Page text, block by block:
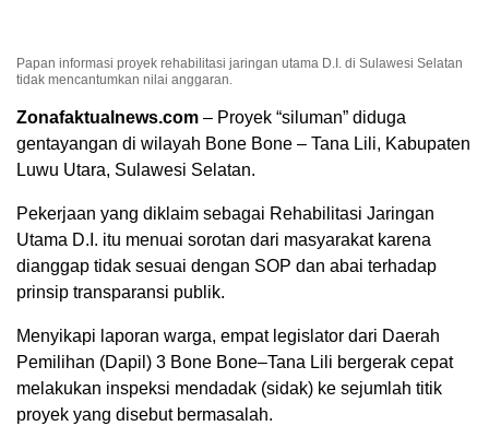
Papan informasi proyek rehabilitasi jaringan utama D.I. di Sulawesi Selatan
tidak mencantumkan nilai anggaran.
Zonafaktualnews.com – Proyek “siluman” diduga
gentayangan di wilayah Bone Bone – Tana Lili, Kabupaten
Luwu Utara, Sulawesi Selatan.
Pekerjaan yang diklaim sebagai Rehabilitasi Jaringan
Utama D.I. itu menuai sorotan dari masyarakat karena
dianggap tidak sesuai dengan SOP dan abai terhadap
prinsip transparansi publik.
Menyikapi laporan warga, empat legislator dari Daerah
Pemilihan (Dapil) 3 Bone Bone–Tana Lili bergerak cepat
melakukan inspeksi mendadak (sidak) ke sejumlah titik
proyek yang disebut bermasalah.